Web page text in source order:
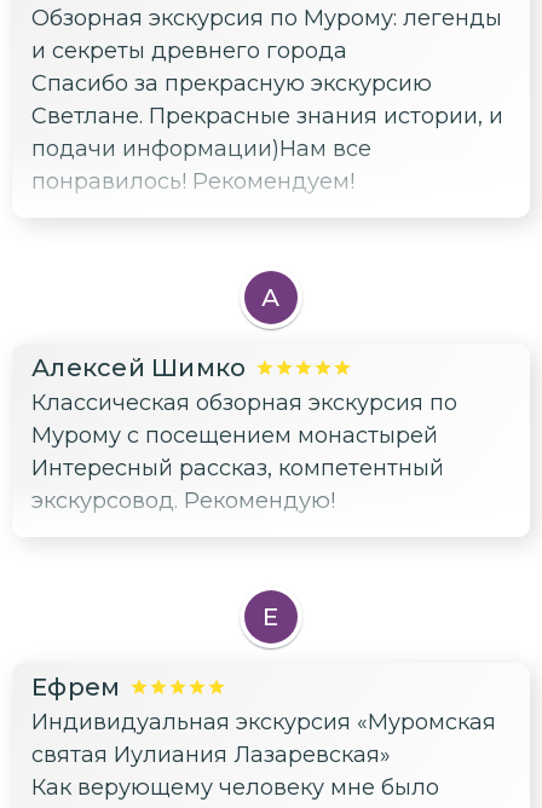
Обзорная экскурсия по Мурому: легенды
и секреты древнего города
Спасибо за прекрасную экскурсию
Светлане. Прекрасные знания истории, и
подачи информации)Нам все
понравилось! Рекомендуем!
А
Алексей Шимко
Классическая обзорная экскурсия по
Мурому с посещением монастырей
Интересный рассказ, компетентный
экскурсовод. Рекомендую!
Е
Ефрем
Индивидуальная экскурсия «Муромская
святая Иулиания Лазаревская»
Как верующему человеку мне было